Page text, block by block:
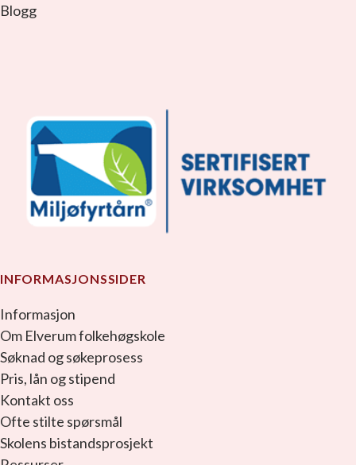
Blogg
INFORMASJONSSIDER
Informasjon
Om Elverum folkehøgskole
Søknad og søkeprosess
Pris, lån og stipend
Kontakt oss
Ofte stilte spørsmål
Skolens bistandsprosjekt